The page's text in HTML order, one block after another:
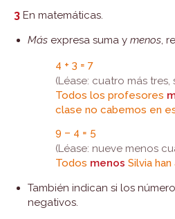
3 En matemáticas.
Más expresa suma y menos,
4 + 3 = 7
(Léase: cuatro más tres,
Todos los profesores
clase no cabemos en
9 – 4 = 5
(Léase: nueve menos
Todos menos Silvia
También indican si los
negativos.